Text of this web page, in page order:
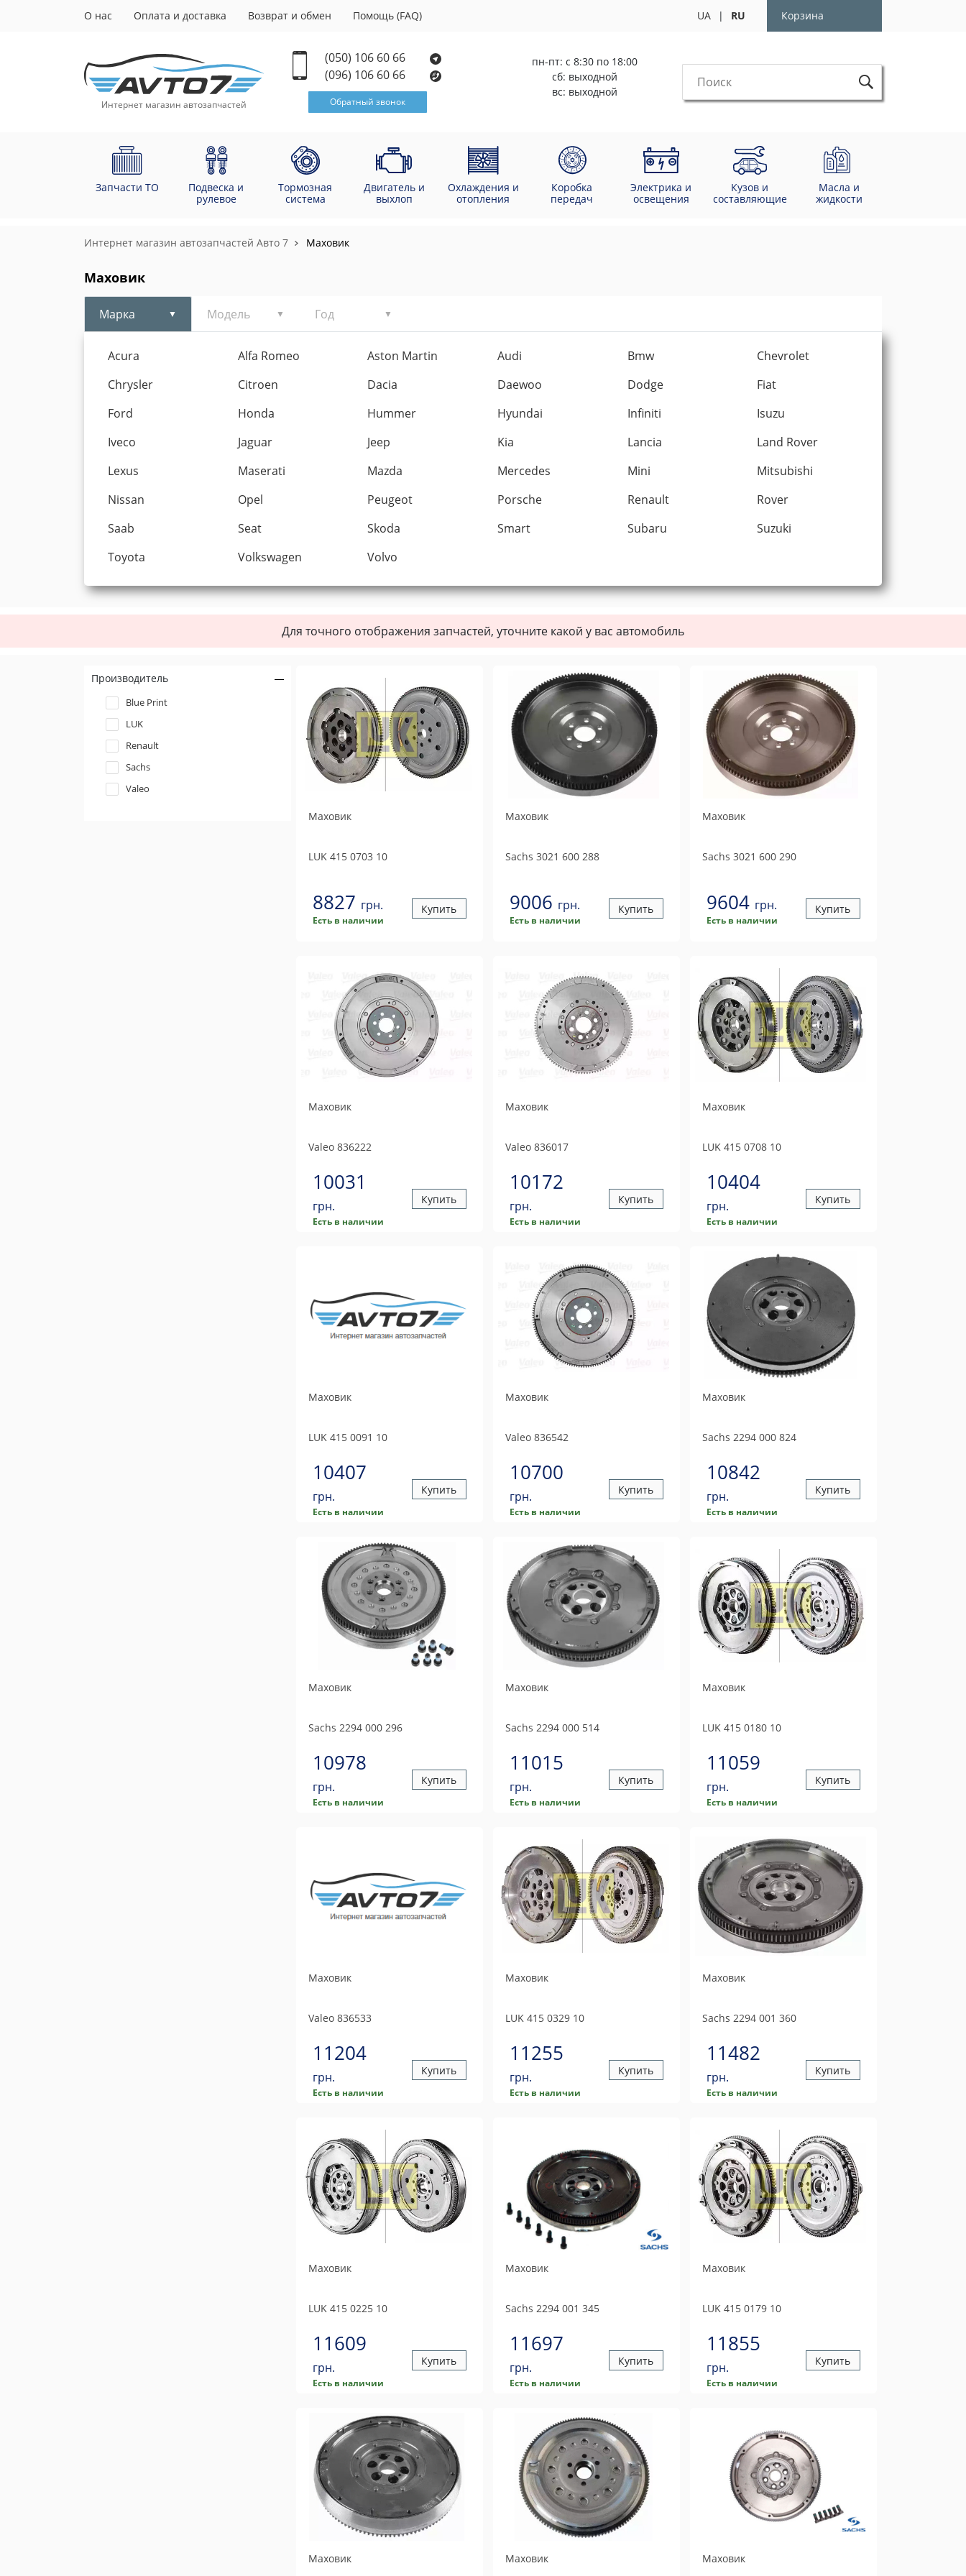
О нас Оплата и доставка Возврат и обмен Помощь (FAQ) UA | RU Корзина
Интернет магазин автозапчастей
(050) 106 60 66
(096) 106 60 66
Обратный звонок
пн-пт: с 8:30 по 18:00
сб: выходной
вс: выходной
Запчасти ТО
Подвеска и
рулевое
Тормозная
система
Двигатель и
выхлоп
Охлаждения и
отопления
Коробка
передач
Электрика и
освещения
Кузов и
составляющие
Масла и
жидкости
Интернет магазин автозапчастей Авто 7 Маховик
Маховик
Марка Модель Год
Acura Alfa Romeo Aston Martin Audi Bmw
Chevrolet
Chrysler
Citroen Dacia Daewoo Dodge
Fiat
Ford
Honda Hummer Hyundai Infiniti
Isuzu
Iveco
Jaguar Jeep Kia Lancia
Land Rover
Lexus
Maserati Mazda Mercedes Mini
Mitsubishi
Nissan
Opel Peugeot Porsche Renault
Rover
Saab
Seat Skoda Smart Subaru
Suzuki
Toyota
Volkswagen Volvo
Для точного отображения запчастей, уточните какой у вас автомобиль
Производитель
Blue Print
LUK
Renault
Sachs
Valeo
Маховик
LUK 415 0703 10
8827 грн.
Есть в наличии
Купить
Маховик
Sachs 3021 600 288
9006 грн.
Есть в наличии
Купить
Маховик
Sachs 3021 600 290
9604 грн.
Есть в наличии
Купить
Маховик
Valeo 836222
10031
грн.
Есть в наличии
Купить
Маховик
Valeo836017
10172
грн.
Есть в наличии
Купить
Маховик
LUK415 0708 10
10404
грн.
Есть в наличии
Купить
Маховик
LUK 415 0091 10
10407
грн.
Есть в наличии
Купить
Маховик
Valeo836542
10700
грн.
Есть в наличии
Купить
Маховик
Sachs 2294 000 824
10842
грн.
Есть в наличии
Купить
Маховик
Sachs 2294 000 296
10978
грн.
Есть в наличии
Купить
Маховик
Sachs 2294 000 514
11015
грн.
Есть в наличии
Купить
Маховик
LUK415 0180 10
11059
грн.
Есть в наличии
Купить
Маховик
Valeo 836533
11204
грн.
Есть в наличии
Купить
Маховик
LUK415 0329 10
11255
грн.
Есть в наличии
Купить
Маховик
Sachs 2294 001 360
11482
грн.
Есть в наличии
Купить
Маховик
LUK 415 0225 10
11609
грн.
Есть в наличии
Купить
Маховик
Sachs 2294 001 345
11697
грн.
Есть в наличии
Купить
Маховик
LUK415 0179 10
11855
грн.
Есть в наличии
Купить
Маховик Маховик Маховик